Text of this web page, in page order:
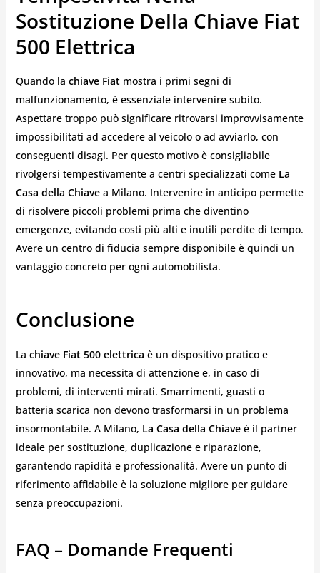
Sostituzione Della Chiave Fiat
500 Elettrica
Quando la chiave Fiatmostra i primi segni di
malfunzionamento, è essenziale intervenire subito.
Aspettare troppo può significare ritrovarsi improvvisamente
impossibilitati ad accedere al veicolo o ad avviarlo, con
conseguenti disagi. Per questo motivo è consigliabile
rivolgersi tempestivamente a centri specializzati come La
Casa della Chiavea Milano. Intervenire in anticipo permette
di risolvere piccoli problemi prima che diventino
emergenze, evitando costi più alti e inutili perdite di tempo.
Avere un centro di fiducia sempre disponibile è quindi un
vantaggio concreto per ogni automobilista.
Conclusione
La chiave Fiat 500 elettrica è un dispositivo pratico e
innovativo, ma necessita di attenzione e, in caso di
problemi, di interventi mirati. Smarrimenti, guasti o
batteria scarica non devono trasformarsi in un problema
insormontabile. A Milano, La Casa della Chiaveè il partner
ideale per sostituzione, duplicazione e riparazione,
garantendo rapidità e professionalità. Avere un punto di
riferimento affidabile è la soluzione migliore per guidare
senza preoccupazioni.
FAQ – Domande Frequenti